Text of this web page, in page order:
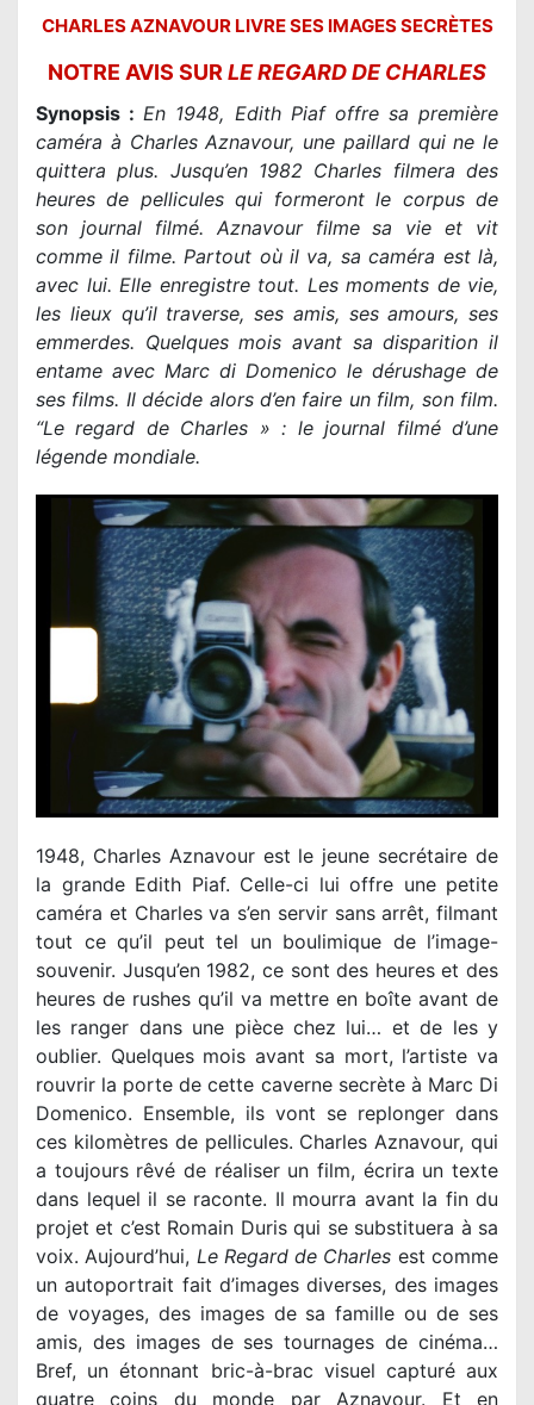
CHARLES AZNAVOUR LIVRE SES IMAGES SECRÈTES
NOTRE AVIS SUR LE REGARD DE CHARLES
Synopsis :En 1948, ‪Edith Piaf‬ offre sa première
caméra à ‪Charles Aznavour‬, une paillard qui ne le
quittera plus. Jusqu’en 1982 Charles filmera des
heures de pellicules qui formeront le corpus de
son journal filmé. Aznavour filme sa vie et vit
comme il filme. Partout où il va, sa caméra est là,
avec lui. Elle enregistre tout. Les moments de vie,
les lieux qu’il traverse, ses amis, ses amours, ses
emmerdes. Quelques mois avant sa disparition il
entame avec Marc di Domenico le dérushage de
ses films. Il décide alors d’en faire un film, son film.
“Le regard de Charles » : le journal filmé d’une
légende mondiale.
1948, Charles Aznavour est le jeune secrétaire de
la grande Edith Piaf. Celle-ci lui offre une petite
caméra et Charles va s’en servir sans arrêt, filmant
tout ce qu’il peut tel un boulimique de l’image-
souvenir. Jusqu’en 1982, ce sont des heures et des
heures de rushes qu’il va mettre en boîte avant de
les ranger dans une pièce chez lui… et de les y
oublier. Quelques mois avant sa mort, l’artiste va
rouvrir la porte de cette caverne secrète à Marc Di
Domenico. Ensemble, ils vont se replonger dans
ces kilomètres de pellicules. Charles Aznavour, qui
a toujours rêvé de réaliser un film, écrira un texte
dans lequel il se raconte. Il mourra avant la fin du
projet et c’est Romain Duris qui se substituera à sa
voix. Aujourd’hui, Le Regard de Charles est comme
un autoportrait fait d’images diverses, des images
de voyages, des images de sa famille ou de ses
amis, des images de ses tournages de cinéma…
Bref, un étonnant bric-à-brac visuel capturé aux
quatre coins du monde par Aznavour. Et en